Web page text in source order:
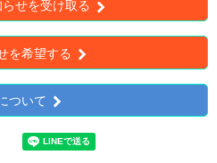
せを受け取る
を希望する
ついて